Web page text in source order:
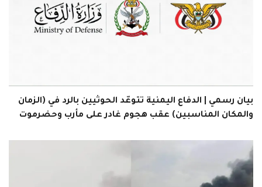
بيان رسمي | الدفاع اليمنية تتوعّد الحوثيين بالرد في (الزمان
والمكان المناسبين) عقب هجوم غادر على مأرب وحضرموت